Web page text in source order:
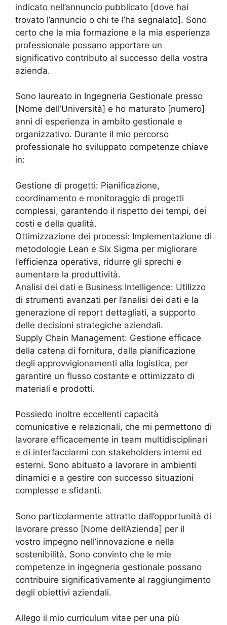
indicato nell’annuncio pubblicato [dove hai
trovato l’annuncio o chi te l’ha segnalato]. Sono
certo che la mia formazione e la mia esperienza
professionale possano apportare un
significativo contributo al successo della vostra
azienda.
Sono laureato in Ingegneria Gestionale presso
[Nome dell’Università] e ho maturato [numero]
anni di esperienza in ambito gestionale e
organizzativo. Durante il mio percorso
professionale ho sviluppato competenze chiave
in:
Gestione di progetti: Pianificazione,
coordinamento e monitoraggio di progetti
complessi, garantendo il rispetto dei tempi, dei
costi e della qualità.
Ottimizzazione dei processi: Implementazione di
metodologie Lean e Six Sigma per migliorare
l’efficienza operativa, ridurre gli sprechi e
aumentare la produttività.
Analisi dei dati e Business Intelligence: Utilizzo
di strumenti avanzati per l’analisi dei dati e la
generazione di report dettagliati, a supporto
delle decisioni strategiche aziendali.
Supply Chain Management: Gestione efficace
della catena di fornitura, dalla pianificazione
degli approvvigionamenti alla logistica, per
garantire un flusso costante e ottimizzato di
materiali e prodotti.
Possiedo inoltre eccellenti capacità
comunicative e relazionali, che mi permettono di
lavorare efficacemente in team multidisciplinari
e di interfacciarmi con stakeholders interni ed
esterni. Sono abituato a lavorare in ambienti
dinamici e a gestire con successo situazioni
complesse e sfidanti.
Sono particolarmente attratto dall’opportunità di
lavorare presso [Nome dell’Azienda] per il
vostro impegno nell’innovazione e nella
sostenibilità. Sono convinto che le mie
competenze in ingegneria gestionale possano
contribuire significativamente al raggiungimento
degli obiettivi aziendali.
Allego il mio curriculum vitae per una più